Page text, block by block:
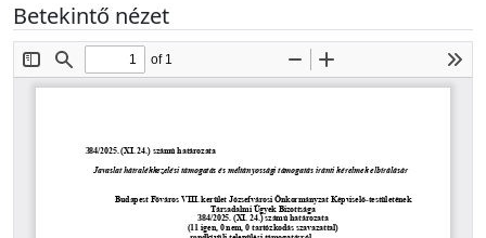
Betekintő nézet